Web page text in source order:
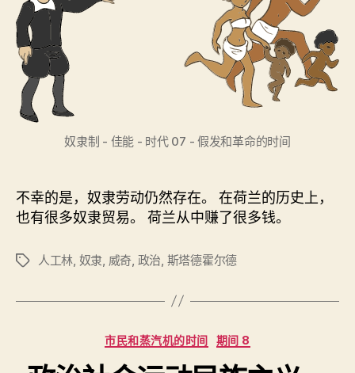
奴隶制 - 佳能 - 时代 07 - 假发和革命的时间
不幸的是，奴隶劳动仍然存在。 在荷兰的历史上，
也有很多奴隶贸易。 荷兰从中赚了很多钱。
标
人工林 奴隶 威奇 政治 斯塔德霍尔德
分
市民和蒸汽机的时间 期间 8